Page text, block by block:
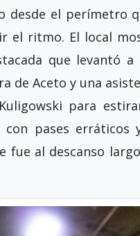
desde el perímetro
el ritmo. El local
que levantó
de Aceto y una
para
con pases
fue al descanso